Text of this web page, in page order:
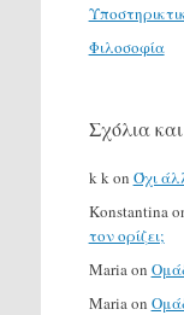
Φιλοσοφία
Σχόλια
k kon Όχι
Konstantina
τον ορίζει;
Mariaon
Mariaon